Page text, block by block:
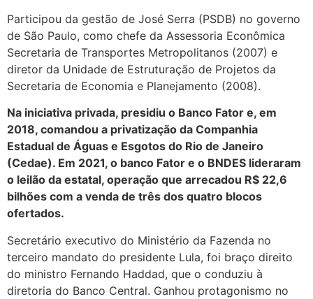
Participou da gestão de José Serra (PSDB) no governo
de São Paulo, como chefe da Assessoria Econômica
Secretaria de Transportes Metropolitanos (2007) e
diretor da Unidade de Estruturação de Projetos da
Secretaria de Economia e Planejamento (2008).
Na iniciativa privada, presidiu o Banco Fator e, em
2018, comandou a privatização da Companhia
Estadual de Águas e Esgotos do Rio de Janeiro
(Cedae). Em 2021, o banco Fator e o BNDES lideraram
o leilão da estatal, operação que arrecadou R$ 22,6
bilhões com a venda de três dos quatro blocos
ofertados.
Secretário executivo do Ministério da Fazenda no
terceiro mandato do presidente Lula, foi braço direito
do ministro Fernando Haddad, que o conduziu à
diretoria do Banco Central. Ganhou protagonismo no